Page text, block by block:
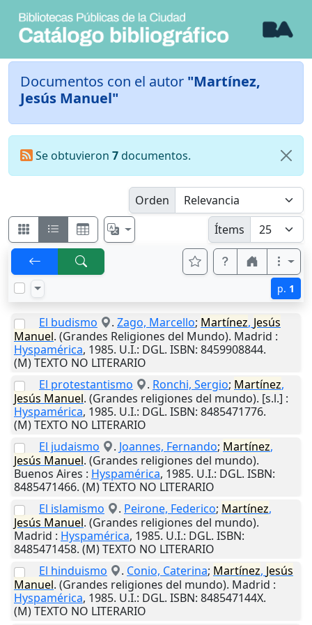
Documentos con el autor "Martínez,
Jesús Manuel"
Se obtuvieron 7documentos.
Orden
Ítems
p. 1
El budismo . Zago, Marcello; Martínez, Jesús
Manuel. (Grandes Religiones del Mundo). Madrid :
Hyspamérica, 1985. U.I.: DGL. ISBN: 8459908844.
(M) TEXTO NO LITERARIO
El protestantismo
. Ronchi, Sergio; Martínez,
Jesús Manuel. (Grandes religiones del mundo). [s.l.] :
Hyspamérica, 1985. U.I.: DGL. ISBN: 8485471776.
(M) TEXTO NO LITERARIO
El judaismo
. Joannes, Fernando; Martínez,
Jesús Manuel. (Grandes religiones del mundo).
Buenos Aires : Hyspamérica, 1985. U.I.: DGL. ISBN:
8485471466. (M) TEXTO NO LITERARIO
El islamismo
. Peirone, Federico; Martínez,
Jesús Manuel. (Grandes religiones del mundo).
Madrid : Hyspamérica, 1985. U.I.: DGL. ISBN:
8485471458. (M) TEXTO NO LITERARIO
El hinduismo
. Conio, Caterina; Martínez, Jesús
Manuel. (Grandes religiones del mundo). Madrid :
Hyspamérica, 1985. U.I.: DGL. ISBN: 848547144X.
(M) TEXTO NO LITERARIO